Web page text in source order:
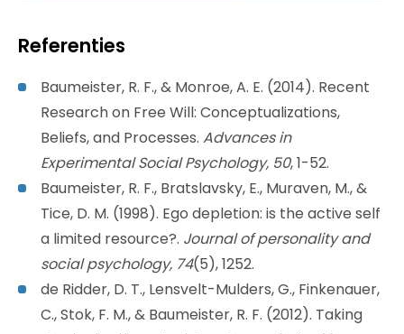
Referenties
Baumeister, R. F., & Monroe, A. E. (2014). Recent
Research on Free Will: Conceptualizations,
Beliefs, and Processes. Advances in
Experimental Social Psychology, 50, 1-52.
Baumeister, R. F., Bratslavsky, E., Muraven, M., &
Tice, D. M. (1998). Ego depletion: is the active self
a limited resource?. Journal of personality and
social psychology, 74(5), 1252.
de Ridder, D. T., Lensvelt-Mulders, G., Finkenauer,
C., Stok, F. M., & Baumeister, R. F. (2012). Taking